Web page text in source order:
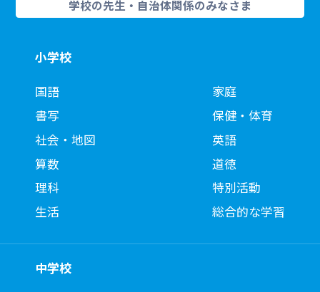
学校の先生・自治体関係のみなさま
小学校
国語
書写
社会・地図
算数
理科
生活
家庭
保健・体育
英語
道徳
特別活動
総合的な学習
中学校